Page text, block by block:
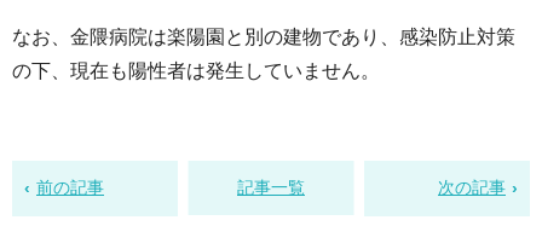
なお、金隈病院は楽陽園と別の建物であり、感染防止対策
の下、現在も陽性者は発生していません。
前の記事 記事一覧 次の記事